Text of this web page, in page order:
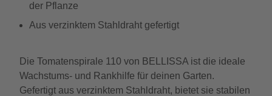
der Pflanze
Aus verzinktem Stahldraht gefertigt
Die Tomatenspirale 110 von BELLISSA ist die ideale
Wachstums- und Rankhilfe für deinen Garten.
Gefertigt aus verzinktem Stahldraht, bietet sie stabilen